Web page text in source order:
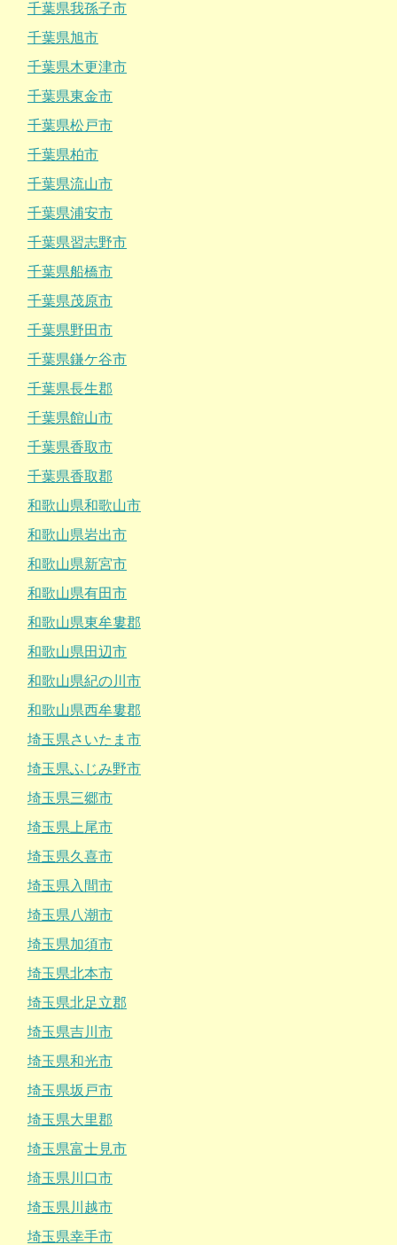
千葉県我孫子市
千葉県旭市
千葉県木更津市
千葉県東金市
千葉県松戸市
千葉県柏市
千葉県流山市
千葉県浦安市
千葉県習志野市
千葉県船橋市
千葉県茂原市
千葉県野田市
千葉県鎌ケ谷市
千葉県長生郡
千葉県館山市
千葉県香取市
千葉県香取郡
和歌山県和歌山市
和歌山県岩出市
和歌山県新宮市
和歌山県有田市
和歌山県東牟婁郡
和歌山県田辺市
和歌山県紀の川市
和歌山県西牟婁郡
埼玉県さいたま市
埼玉県ふじみ野市
埼玉県三郷市
埼玉県上尾市
埼玉県久喜市
埼玉県入間市
埼玉県八潮市
埼玉県加須市
埼玉県北本市
埼玉県北足立郡
埼玉県吉川市
埼玉県和光市
埼玉県坂戸市
埼玉県大里郡
埼玉県富士見市
埼玉県川口市
埼玉県川越市
埼玉県幸手市